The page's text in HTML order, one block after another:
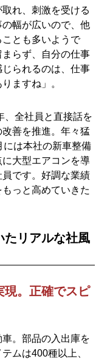
れ、刺激を受ける
幅が広いので、他
とも多いようで
らず、自分の仕事
られるのは、仕事
ますね」。
、全社員と直接話を
善を推進。年々猛
は本社の新車整備
大型エアコンを導
です。好調な業績
っと高めていきた
たリアルな社風
現。正確でスピ
。部品の入出庫を
ムは400種以上、